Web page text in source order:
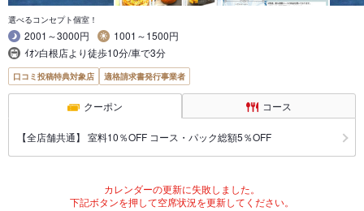
選べるコンセプト個室！
2001～3000円
1001～1500円
ｲｵﾝ白根店より徒歩10分/車で3分
口コミ投稿特典対象店 適格請求書発行事業者
クーポン コース
【全店舗共通】 室料10％OFF コース・パック総額5％OFF
カレンダーの更新に失敗しました。
下記ボタンを押して空席状況を更新してください。